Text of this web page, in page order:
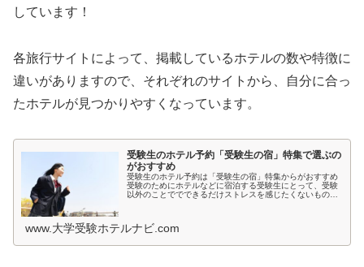
しています！
各旅行サイトによって、掲載しているホテルの数や特徴に
違いがありますので、それぞれのサイトから、自分に合っ
たホテルが見つかりやすくなっています。
受験生のホテル予約「受験生の宿」特集で選ぶの
がおすすめ
受験生のホテル予約は「受験生の宿」特集からがおすすめ
受験のためにホテルなどに宿泊する受験生にとって、受験
以外のことででできるだけストレスを感じたくないもので
www.大学受験ホテルナビ.com